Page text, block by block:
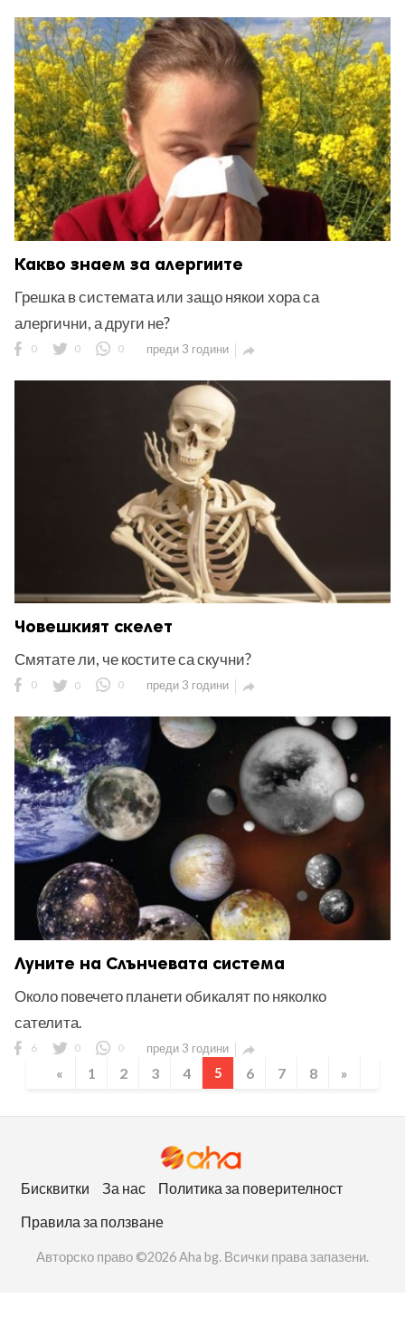
Какво знаем за алергиите
Грешка в системата или защо някои хора са
алергични, а други не?
0 0 0 преди 3 години 
Човешкият скелет
Смятате ли, че костите са скучни?
0 0 0 преди 3 години 
Луните на Слънчевата система
Около повечето планети обикалят по няколко
сателита.
6 0 0 преди 3 години 
« 1 2 3 4 5 6 7 8 »
Бисквитки За нас
Политика за поверителност
Правила за ползване
Авторско право ©2026 Aha bg. Всички права запазени.